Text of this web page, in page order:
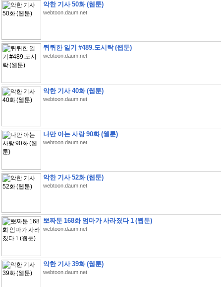
악한 기사 50화 (웹툰)
webtoon.daum.net
퀴퀴한 일기 #489.도시락 (웹툰)
webtoon.daum.net
악한 기사 40화 (웹툰)
webtoon.daum.net
나만 아는 사랑 90화 (웹툰)
webtoon.daum.net
악한 기사 52화 (웹툰)
webtoon.daum.net
뽀짜툰 168화 엄마가 사라졌다 1 (웹툰)
webtoon.daum.net
악한 기사 39화 (웹툰)
webtoon.daum.net